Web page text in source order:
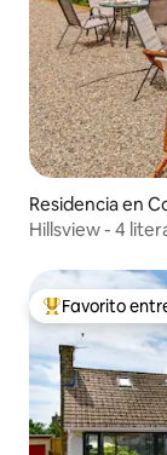
Residencia en
Hillsview - 4
De los mejores
Favorito